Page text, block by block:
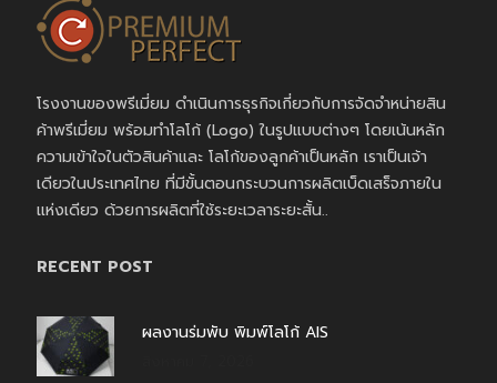
โรงงานของพรีเมี่ยม ดำเนินการธุรกิจเกี่ยวกับการจัดจำหน่ายสิน
ค้าพรีเมี่ยม พร้อมทำโลโก้ (Logo) ในรูปแบบต่างๆ โดยเน้นหลัก
ความเข้าใจในตัวสินค้าและ โลโก้ของลูกค้าเป็นหลัก เราเป็นเจ้า
เดียวในประเทศไทย ที่มีขั้นตอนกระบวนการผลิตเบ็ดเสร็จภายใน
แห่งเดียว ด้วยการผลิตที่ใช้ระยะเวลาระยะสั้น..
RECENT POST
ผลงานร่มพับ พิมพ์โลโก้ AIS